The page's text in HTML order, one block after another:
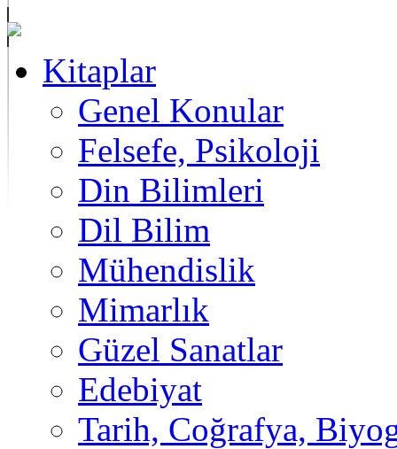
Kitaplar
Genel Konular
Felsefe, Psikoloji
Din Bilimleri
Dil Bilim
Mühendislik
Mimarlık
Güzel Sanatlar
Edebiyat
Tarih, Coğrafya,